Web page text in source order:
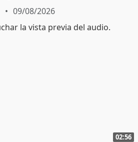
09/08/2026
02:56